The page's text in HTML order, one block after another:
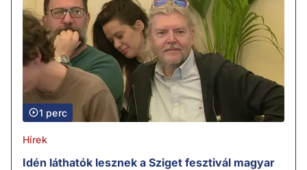
1 perc
Hírek
Idén láthatók lesznek a Sziget fesztivál magyar